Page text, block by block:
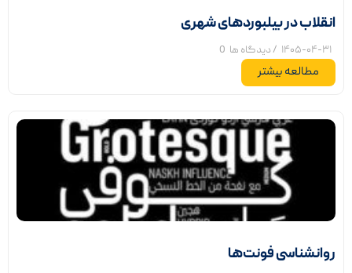
انقلاب در بیلبوردهای شهری
۱۴۰۵-۰۴-۳۱ / دیدگاه ها 0
مطالعه بیشتر
روانشناسی فونت‌ها